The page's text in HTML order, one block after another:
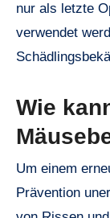
nur als letzte
verwendet
Wie
Um einem
Prävention